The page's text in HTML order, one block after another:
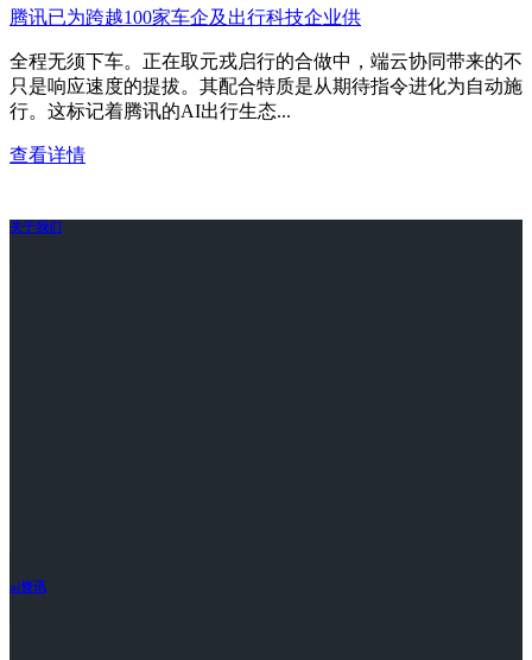
腾讯已为跨越100家车企及出行科技企业供
全程无须下车。正在取元戎启行的合做中，端云协同带来的不
只是响应速度的提拔。其配合特质是从期待指令进化为自动施
行。这标记着腾讯的AI出行生态...
查看详情
关于我们
ai资讯